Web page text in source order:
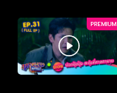
PREMIUM